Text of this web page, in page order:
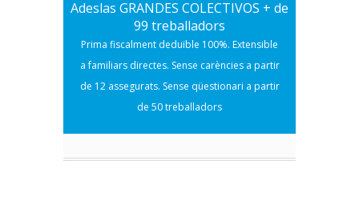
Adeslas GRANDES COLECTIVOS + de
99 treballadors
Prima fiscalment deduïble 100%. Extensible
a familiars directes. Sense carències a partir
de 12 assegurats. Sense qüestionari a partir
de 50 treballadors